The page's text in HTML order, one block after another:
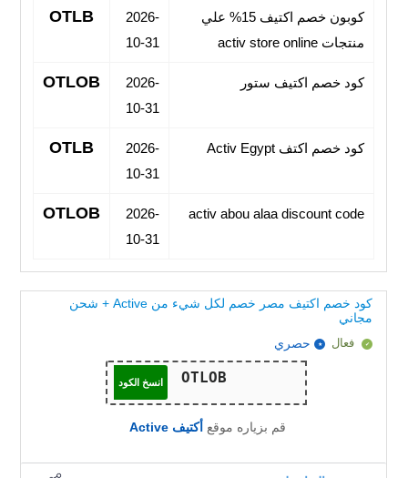
كوبون خصم اكتيف 15% علي
منتجات activ store online
2026-
10-31
OTLB
كود خصم اكتيف ستور
2026-
10-31
OTLOB
كود خصم اكتف Activ Egypt
2026-
10-31
OTLB
activ abou alaa discount code
2026-
10-31
OTLOB
كود خصم اكتيف مصر خصم لكل شيء من Active + شحن
مجاني
فعال حصري
انسخ الكود
قم بزياره موقع أكتيف Active